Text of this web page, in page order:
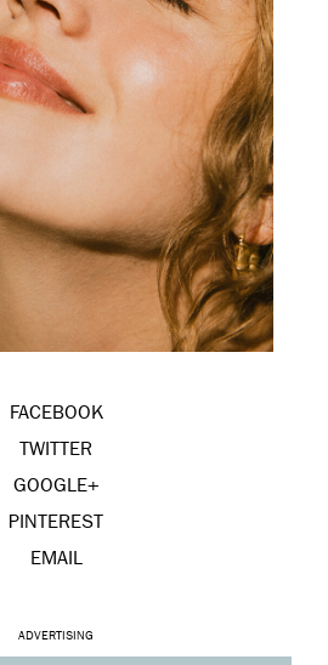
FACEBOOK
TWITTER
GOOGLE+
PINTEREST
EMAIL
ADVERTISING